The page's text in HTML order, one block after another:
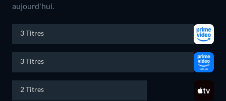
aujourd'hui.
3 Titres
3 Titres
2 Titres